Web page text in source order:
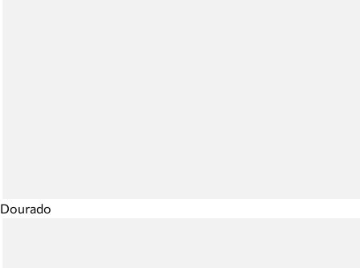
Dourado